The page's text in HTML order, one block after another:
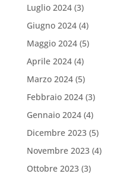
Luglio 2024(3)
Giugno 2024(4)
Maggio 2024(5)
Aprile 2024(4)
Marzo 2024(5)
Febbraio 2024(3)
Gennaio 2024(4)
Dicembre 2023(5)
Novembre 2023(4)
Ottobre 2023(3)